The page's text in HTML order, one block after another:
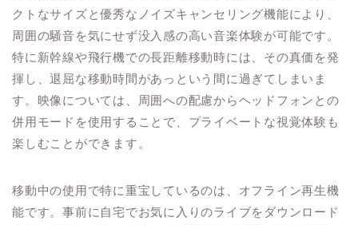
クトなサイズと優秀なノイズキャンセリング機能により、
周囲の騒音を気にせず没入感の高い音楽体験が可能です。
特に新幹線や飛行機での長距離移動時には、その真価を発
揮し、退屈な移動時間があっという間に過ぎてしまいま
す。映像については、周囲への配慮からヘッドフォンとの
併用モードを使用することで、プライベートな視覚体験も
楽しむことができます。
移動中の使用で特に重宝しているのは、オフライン再生機
能です。事前に自宅でお気に入りのライブをダウンロード